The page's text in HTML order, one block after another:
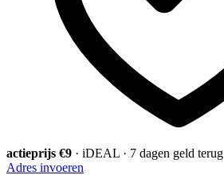
actieprijs €9 · iDEAL · 7 dagen geld terug
Adres invoeren